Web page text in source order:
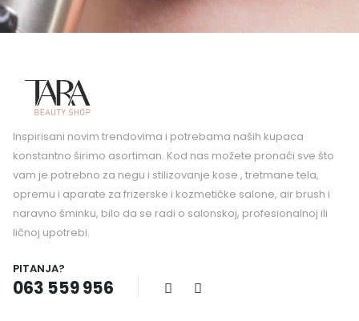
Inspirisani novim trendovima i potrebama naših kupaca
konstantno širimo asortiman. Kod nas možete pronaći sve što
vam je potrebno za negu i stilizovanje kose , tretmane tela,
opremu i aparate za frizerske i kozmetičke salone, air brush i
naravno šminku, bilo da se radi o salonskoj, profesionalnoj ili
ličnoj upotrebi.
PITANJA?
063 559 956